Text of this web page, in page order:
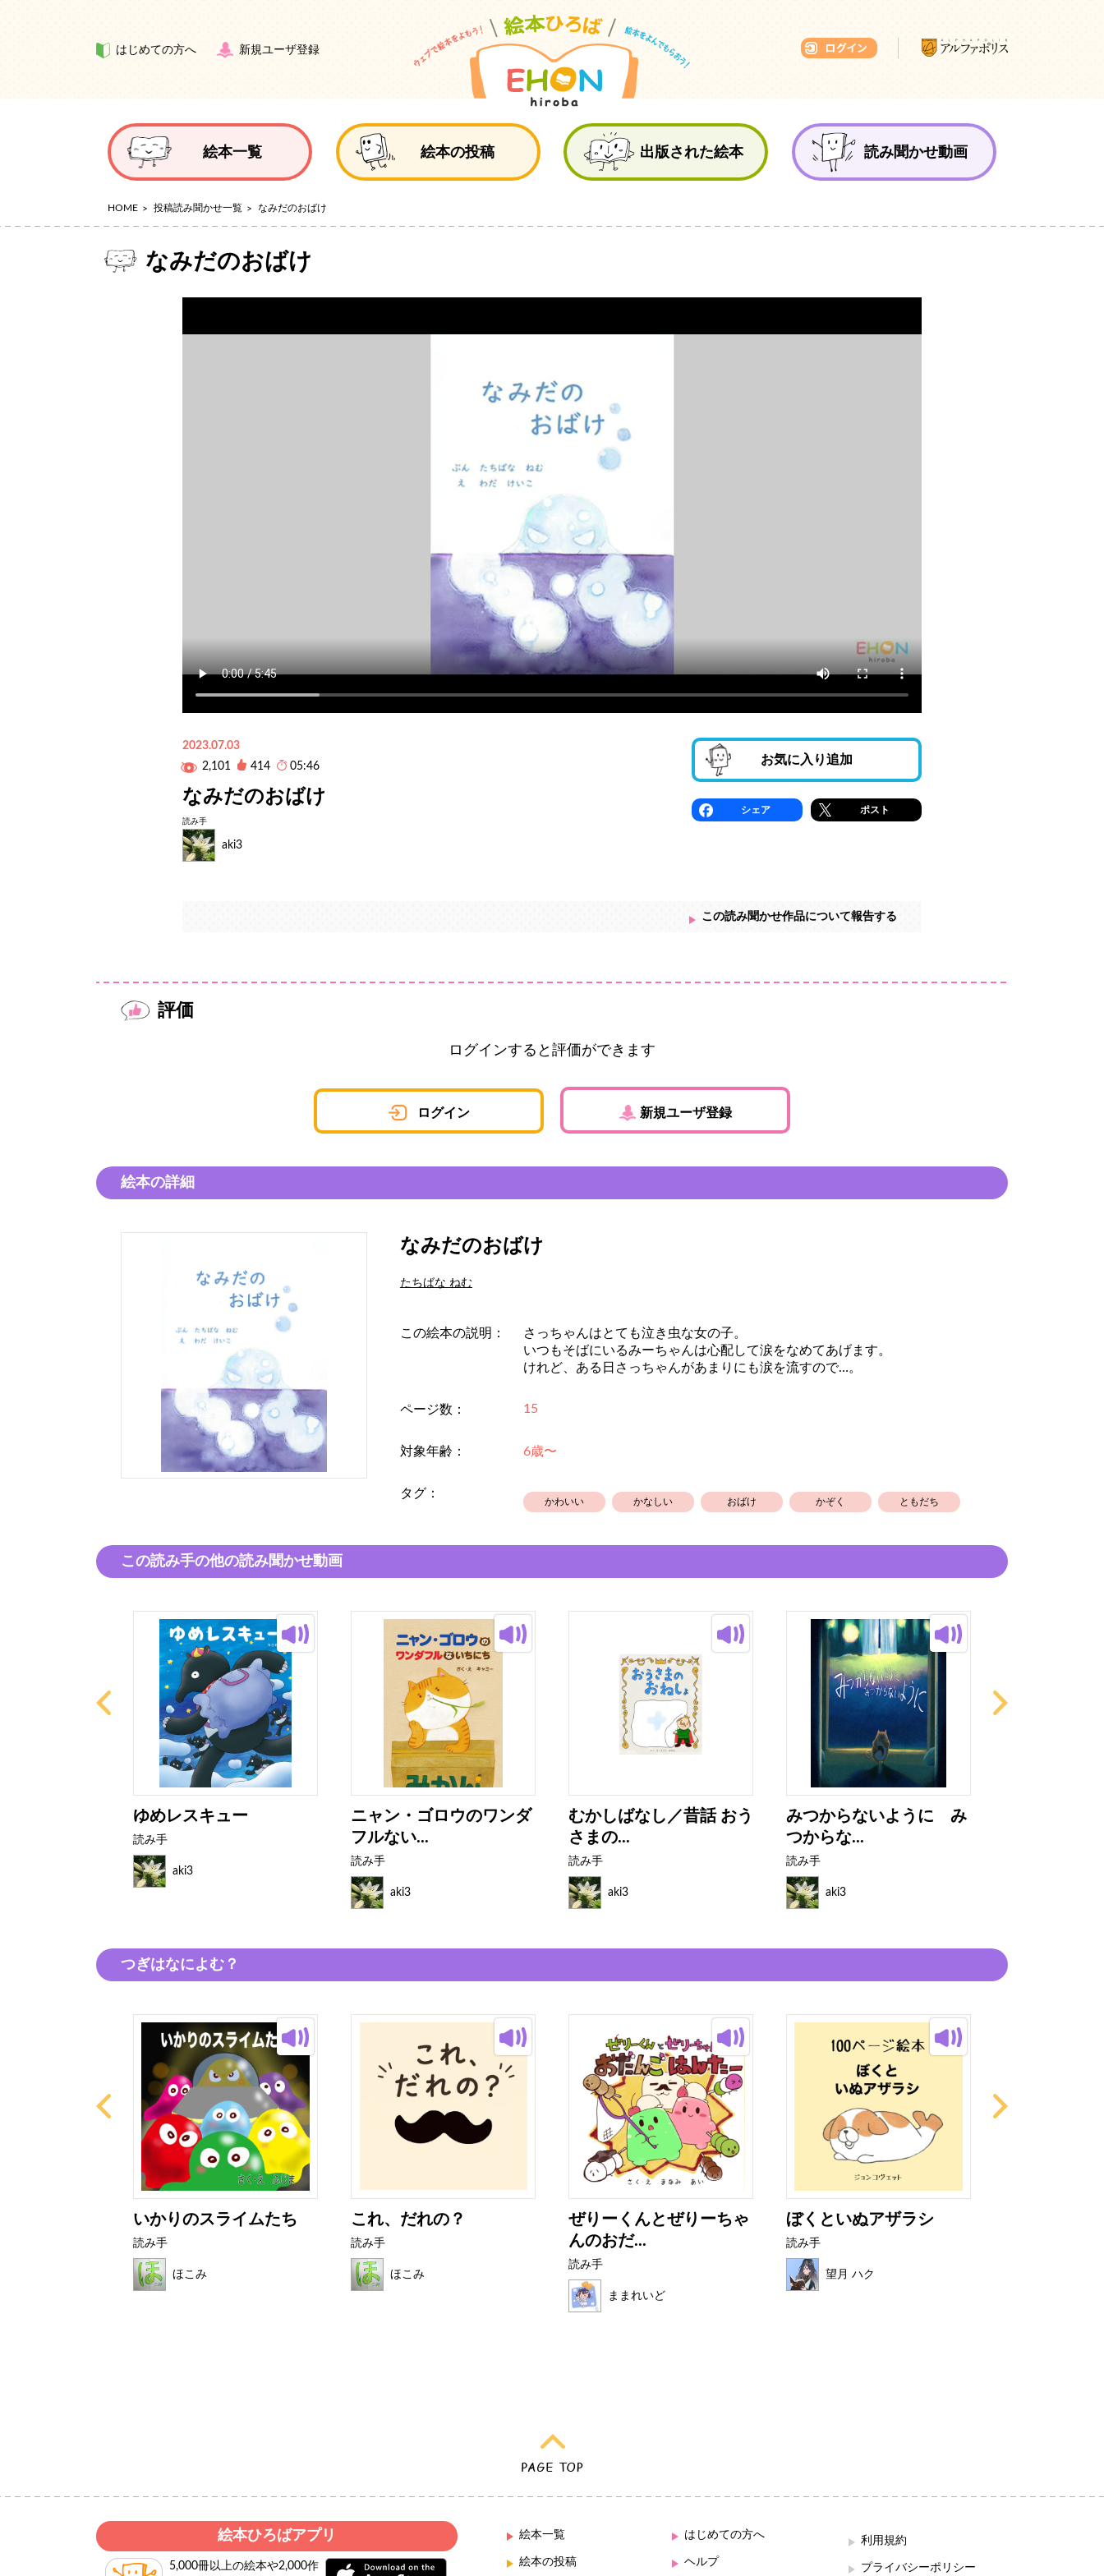
はじめての方へ 新規ユーザ登録
絵本一覧 絵本の投稿 出版された絵本 読み聞かせ動画
HOME 投稿読み聞かせ一覧 なみだのおばけ
なみだのおばけ
2023.07.03
2,101
414 05:46
なみだのおばけ
読み手
aki3
お気に入り追加
シェア ポスト
この読み聞かせ作品について報告する
評価
ログインすると評価ができます
ログイン 新規ユーザ登録
絵本の詳細
なみだのおばけ
たちばな ねむ
この絵本の説明：
さっちゃんはとても泣き虫な女の子。
いつもそばにいるみーちゃんは心配して涙をなめてあげます。
けれど、ある日さっちゃんがあまりにも涙を流すので…。
ページ数： 15
対象年齢： 6歳〜
タグ：
かわいい かなしい おばけ かぞく ともだち
この読み手の他の読み聞かせ動画
ゆめレスキュー
読み手
aki3
ニャン・ゴロウのワンダ
フルない...
読み手
aki3
むかしばなし／昔話 おう
さまの...
読み手
aki3
みつからないように み
つからな...
読み手
aki3
つぎはなによむ？
いかりのスライムたち
読み手
ほこみ
これ、だれの？
読み手
ほこみ
ぜりーくんとぜりーちゃ
んのおだ...
読み手
ままれいど
ぼくといぬアザラシ
読み手
望月 ハク
絵本ひろばアプリ
5,000冊以上の絵本や2,000作
絵本一覧
絵本の投稿
はじめての方へ
ヘルプ
利用規約
プライバシーポリシー